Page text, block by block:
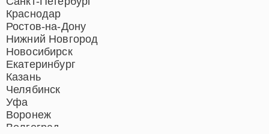
Краснодар
Ростов-на-Дону
Нижний Новгород
Новосибирск
Екатеринбург
Казань
Челябинск
Уфа
Воронеж
Волгоград
Ремонт отпаривателей
Ремонт вертикальных
пылесосов